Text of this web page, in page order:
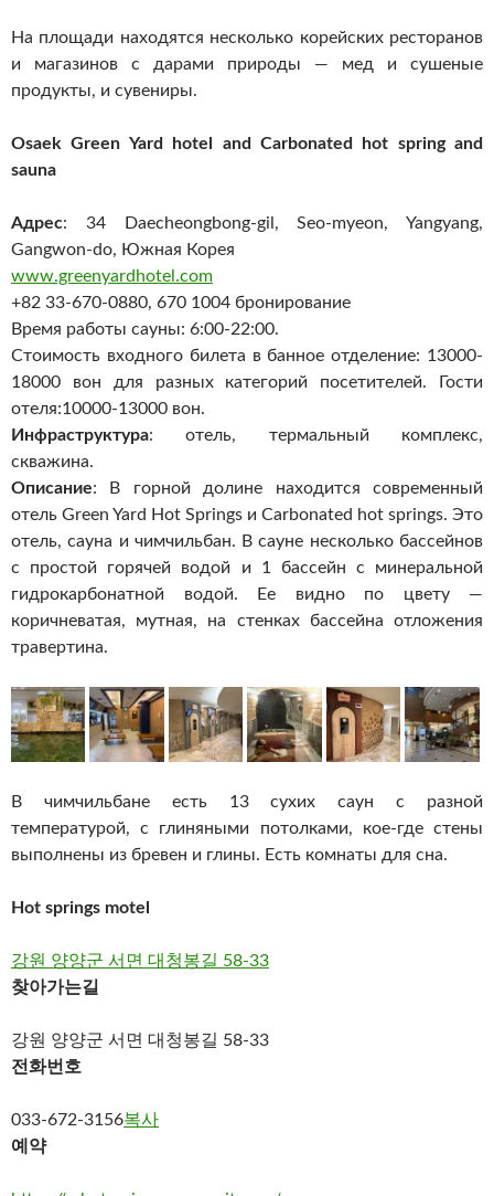
На площади находятся несколько корейских ресторанов
и магазинов с дарами природы — мед и сушеные
продукты, и сувениры.
Osaek Green Yard hotel and Carbonated hot spring and
sauna
Адрес: 34 Daecheongbong-gil, Seo-myeon, Yangyang,
Gangwon-do, Южная Корея
www.greenyardhotel.com
+82 33-670-0880, 670 1004 бронирование
Время работы сауны: 6:00-22:00.
Стоимость входного билета в банное отделение: 13000-
18000 вон для разных категорий посетителей. Гости
отеля:10000-13000 вон.
Инфраструктура: отель, термальный комплекс,
скважина.
Описание: В горной долине находится современный
отель Green Yard Hot Springs и Carbonated hot springs. Это
отель, сауна и чимчильбан. В сауне несколько бассейнов
с простой горячей водой и 1 бассейн с минеральной
гидрокарбонатной водой. Ее видно по цвету —
коричневатая, мутная, на стенках бассейна отложения
травертина.
В чимчильбане есть 13 сухих саун с разной
температурой, с глиняными потолками, кое-где стены
выполнены из бревен и глины. Есть комнаты для сна.
Hot springs motel
강원 양양군 서면 대청봉길 58-33
찾아가는길
강원 양양군 서면 대청봉길 58-33
전화번호
033-672-3156복사
예약